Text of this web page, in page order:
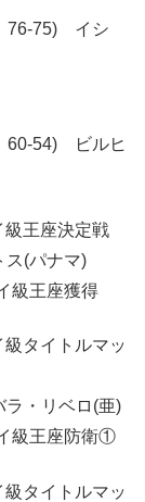
76-75) イシ
60-54) ビルヒ
級王座決定戦
(パナマ)
級王座獲得
タイトルマッ
・リベロ(亜)
級王座防衛①
タイトルマッ